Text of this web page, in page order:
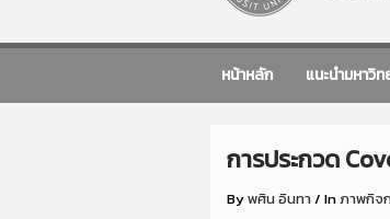
หน้าหลัก แนะนำมหาวิ
การประกวด
Byพศิน อินทา/ Inภาพกิจ